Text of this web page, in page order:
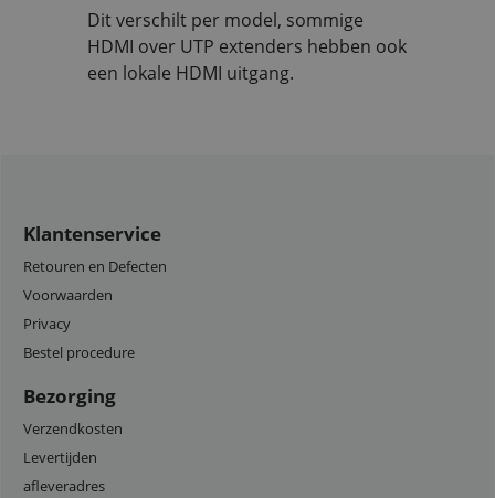
Dit verschilt per model, sommige
HDMI over UTP extenders hebben ook
een lokale HDMI uitgang.
Klantenservice
Retouren en Defecten
Voorwaarden
Privacy
Bestel procedure
Bezorging
Verzendkosten
Levertijden
afleveradres